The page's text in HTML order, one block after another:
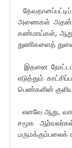
அணைகள் அதன்
கண்மாய்கள்,
துணிகளைத்
இதனை
எடுத்தும்
பெண்களின்
எனவே ஆறு,
சமூக